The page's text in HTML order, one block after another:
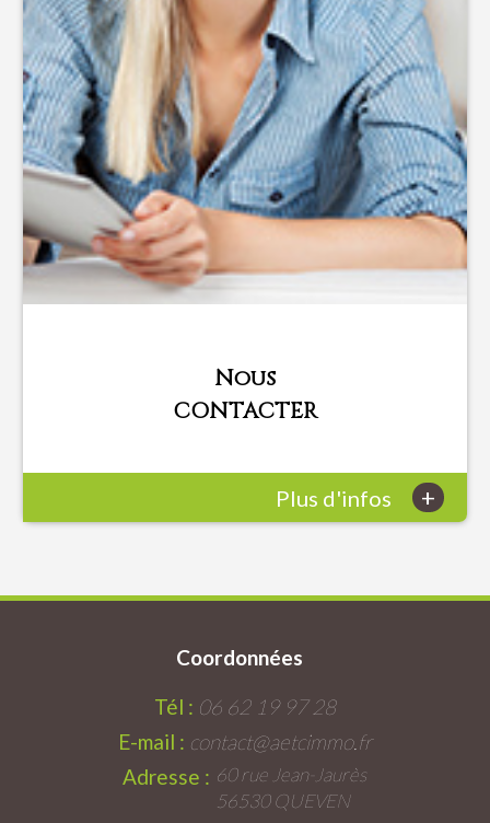
Nous
CONTACTER
Plus d'infos +
Coordonnées
Tél : 06 62 19 97 28
E-mail : contact@aetcimmo.fr
Adresse : 60 rue Jean-Jaurès
56530 QUEVEN